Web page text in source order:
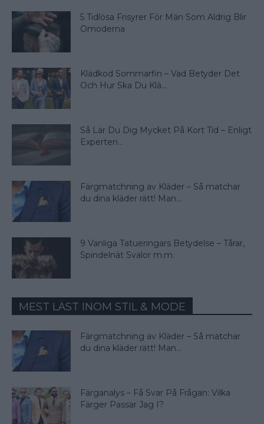
5 Tidlösa Frisyrer För Män Som Aldrig Blir
Omoderna
Klädkod Sommarfin – Vad Betyder Det
Och Hur Ska Du Klä...
Så Lär Du Dig Mycket På Kort Tid – Enligt
Experten...
Färgmatchning av Kläder – Så matchar
du dina kläder rätt! Man...
9 Vanliga Tatueringars Betydelse – Tårar,
Spindelnät Svalor m.m.
MEST LÄST INOM STIL & MODE
Färgmatchning av Kläder – Så matchar
du dina kläder rätt! Man...
Färganalys – Få Svar På Frågan: Vilka
Färger Passar Jag I?